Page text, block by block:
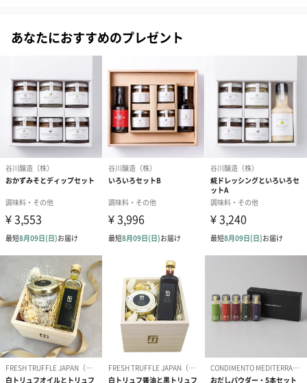
能登のぽんず
原木しいたけを漬け込み作った”しいたけ醤油”をベースに、ゆず
果汁をたっぷり使用しています。
能登のいしる（魚醤）がかくし味です。サラダや、鍋ものによく
合います。
米飴しょうゆ
自家製醤油をベースに米飴（天然の甘味料）で甘みを加えていま
す。
甘辛い味なので、きんぴらや野菜炒めなどこれ1本で味つけができ
ます。
豚肉や鶏肉との相性もバツグンです。
#60代
あなたにおすすめのプレゼント